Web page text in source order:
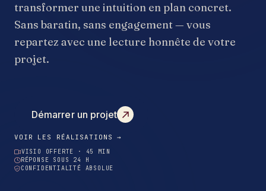
transformer une intuition en plan concret.
Sans baratin, sans engagement — vous
repartez avec une lecture honnête de votre
projet.
Démarrer un projet
VOIR LES RÉALISATIONS →
VISIO OFFERTE · 45 MIN
RÉPONSE SOUS 24 H
CONFIDENTIALITÉ ABSOLUE